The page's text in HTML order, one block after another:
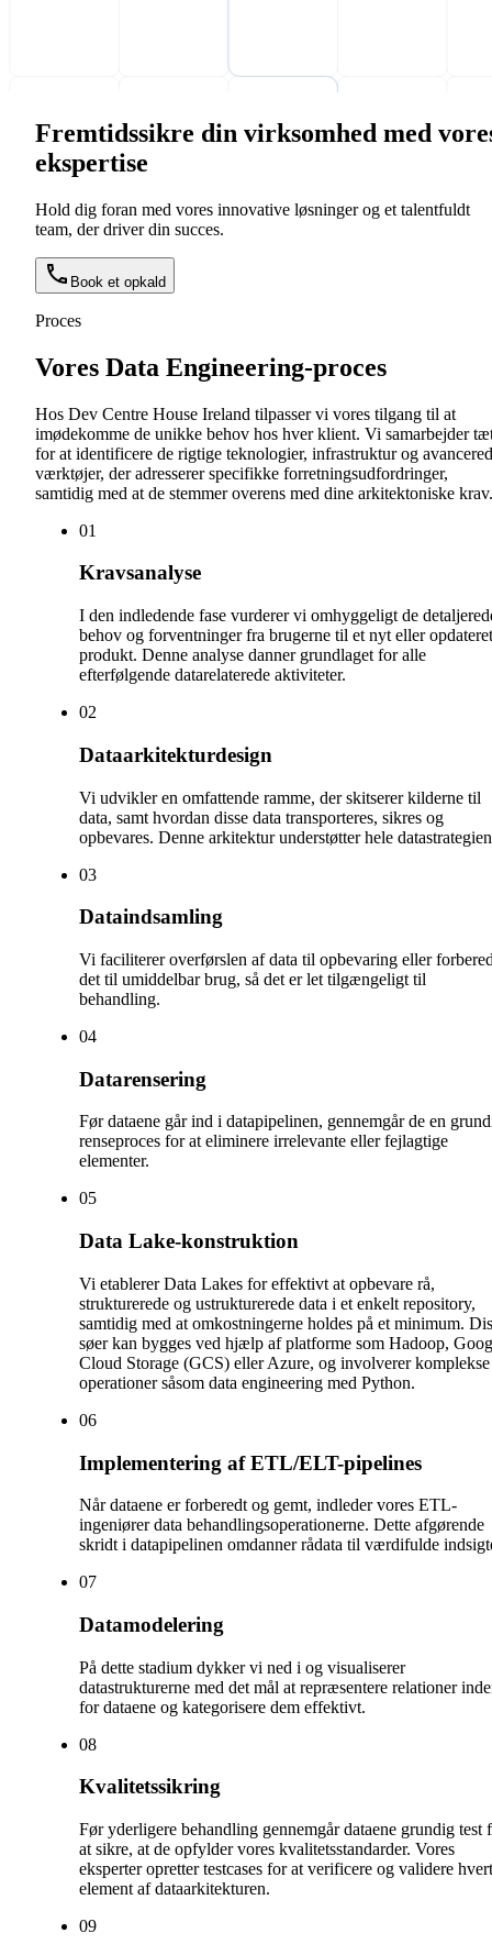
Fremtidssikre din virksomhed med
ekspertise
Hold dig foran med vores innovative løsninger og et talentfuldt
team, der driver din succes.
Book et opkald
Proces
Vores Data Engineering-proces
Hos Dev Centre House Ireland tilpasser vi vores tilgang til at
imødekomme de unikke behov hos hver klient. Vi samarbejder
for at identificere de rigtige teknologier, infrastruktur og
værktøjer, der adresserer specifikke forretningsudfordringer,
samtidig med at de stemmer overens med dine arkitektoniske krav.
01
Kravsanalyse
I den indledende fase vurderer vi omhyggeligt de
behov og forventninger fra brugerne til et nyt eller opdateret
produkt. Denne analyse danner grundlaget for alle
efterfølgende datarelaterede aktiviteter.
02
Dataarkitekturdesign
Vi udvikler en omfattende ramme, der skitserer kilderne til
data, samt hvordan disse data transporteres, sikres og
opbevares. Denne arkitektur understøtter hele
03
Dataindsamling
Vi faciliterer overførslen af data til opbevaring eller
det til umiddelbar brug, så det er let tilgængeligt til
behandling.
04
Datarensering
Før dataene går ind i datapipelinen, gennemgår de en
renseproces for at eliminere irrelevante eller fejlagtige
elementer.
05
Data Lake-konstruktion
Vi etablerer Data Lakes for effektivt at opbevare rå,
strukturerede og ustrukturerede data i et enkelt repository,
samtidig med at omkostningerne holdes på et minimum.
søer kan bygges ved hjælp af platforme som Hadoop,
Cloud Storage (GCS) eller Azure, og involverer komplekse
operationer såsom data engineering med Python.
06
Implementering af ETL/ELT-pipelines
Når dataene er forberedt og gemt, indleder vores ETL-
ingeniører data behandlingsoperationerne. Dette afgørende
skridt i datapipelinen omdanner rådata til værdifulde
07
Datamodelering
På dette stadium dykker vi ned i og visualiserer
datastrukturerne med det mål at repræsentere relationer
for dataene og kategorisere dem effektivt.
08
Kvalitetssikring
Før yderligere behandling gennemgår dataene grundig test
at sikre, at de opfylder vores kvalitetsstandarder. Vores
eksperter opretter testcases for at verificere og validere hvert
element af dataarkitekturen.
09